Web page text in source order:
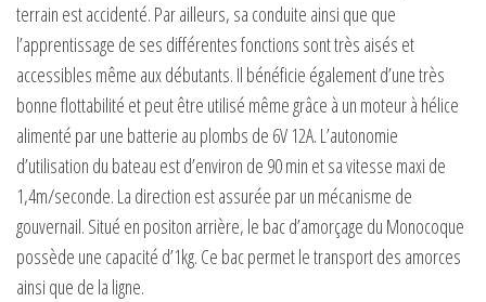
terrain est accidenté. Par ailleurs, sa conduite ainsi que que
l’apprentissage de ses différentes fonctions sont très aisés et
accessibles même aux débutants. Il bénéficie également d’une très
bonne flottabilité et peut être utilisé même grâce à un moteur à hélice
alimenté par une batterie au plombs de 6V 12A. L’autonomie
d’utilisation du bateau est d’environ de 90 min et sa vitesse maxi de
1,4m/seconde. La direction est assurée par un mécanisme de
gouvernail. Situé en positon arrière, le bac d’amorçage du Monocoque
possède une capacité d’1kg. Ce bac permet le transport des amorces
ainsi que de la ligne.